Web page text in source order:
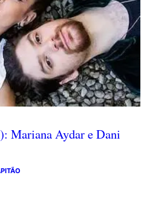
Mariana Aydar e Dani